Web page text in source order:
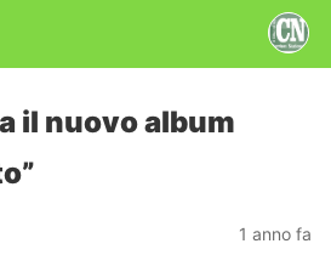
il nuovo album
1 anno fa